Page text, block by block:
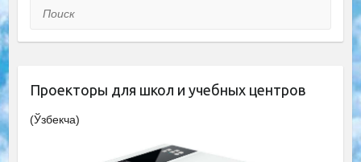
Поиск
Проекторы для школ и учебных центров
(Ўзбекча)